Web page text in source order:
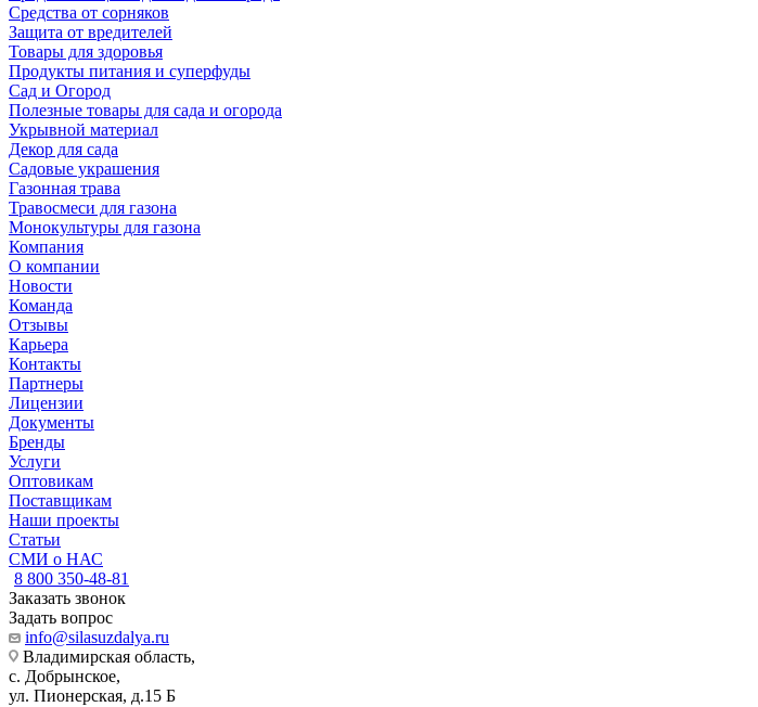
Средства от сорняков
Защита от вредителей
Товары для здоровья
Продукты питания и суперфуды
Сад и Огород
Полезные товары для сада и огорода
Укрывной материал
Декор для сада
Садовые украшения
Газонная трава
Травосмеси для газона
Монокультуры для газона
Компания
О компании
Новости
Команда
Отзывы
Карьера
Контакты
Партнеры
Лицензии
Документы
Бренды
Услуги
Оптовикам
Поставщикам
Наши проекты
Статьи
СМИ о НАС
8 800 350-48-81
Заказать звонок
Задать вопрос
info@silasuzdalya.ru
Владимирская область,
с. Добрынское,
ул. Пионерская, д.15 Б